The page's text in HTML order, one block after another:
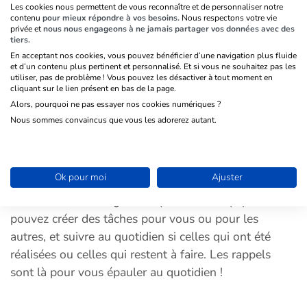
Tâches et rappels
organiser en équipe pour ne plus rien oublier : un
bénévole à appeler, une réunion avec un potentiel
pouvez créer des tâches pour vous ou pour les
autres, et suivre au quotidien si celles qui ont été
réalisées ou celles qui restent à faire. Les rappels
sont là pour vous épauler au quotidien !
Les cookies nous permettent de vous reconnaître et de personnaliser notre
contenu pour mieux répondre à vos besoins. Nous respectons votre vie
privée etnous nous engageons à ne jamais partager vos données avec des
tiers.
En acceptant nos cookies, vous pouvez bénéficier d’une navigation plus fluide
et d’un contenu plus pertinent et personnalisé. Et si vous ne souhaitez pas les
utiliser, pas de problème ! Vous pouvez les désactiver à tout moment en
cliquant sur le lien présent en bas de la page.
Alors, pourquoi ne pas essayer nos cookies numériques ?
Nous sommes convaincus que vous les adorerez autant.
Ok pour moi Ajuster